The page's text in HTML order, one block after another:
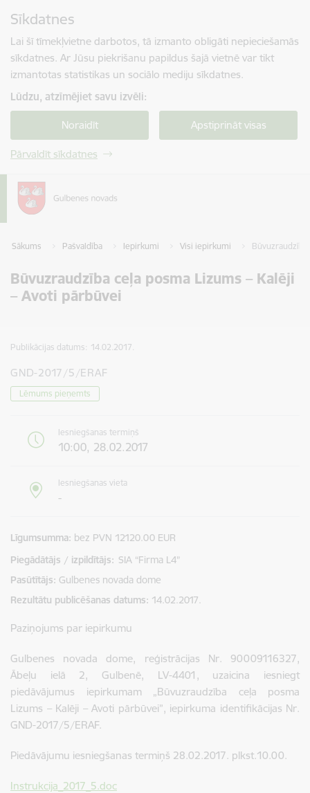
Sīkdatnes
Lai šī tīmekļvietne darbotos, tā izmanto obligāti nepieciešamās
sīkdatnes. Ar Jūsu piekrišanu papildus šajā vietnē var tikt
izmantotas statistikas un sociālo mediju sīkdatnes.
Lūdzu, atzīmējiet savu izvēli:
Noraidīt Apstiprināt visas
Pārvaldīt sīkdatnes
Sākums Pašvaldība Iepirkumi Visi iepirkumi
Būvuzraudzība ceļa posma Lizums – Kalēji
– Avoti pārbūvei
Publikācijas datums: 14.02.2017.
GND-2017/5/ERAF
Lēmums pieņemts
Iesniegšanas termiņš
10:00, 28.02.2017
Iesniegšanas vieta
-
Līgumsumma bez PVN 12120.00 EUR
Piegādātājs / izpildītājs: SIA “Firma L4”
Pasūtītājs Gulbenes novada dome
Rezultātu publicēšanas datums 14.02.2017.
Paziņojums par iepirkumu
Gulbenes novada dome, reģistrācijas Nr. 90009116327,
Ābeļu ielā 2, Gulbenē, LV-4401, uzaicina iesniegt
piedāvājumus iepirkumam „Būvuzraudzība ceļa posma
Lizums – Kalēji – Avoti pārbūvei”, iepirkuma identifikācijas Nr.
GND-2017/5/ERAF.
Piedāvājumu iesniegšanas termiņš 28.02.2017. plkst.10.00.
Instrukcija_2017_5.doc